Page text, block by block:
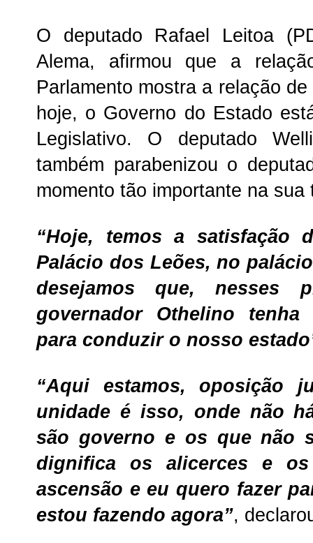
O deputado Rafael Leitoa
Alema, afirmou que a
Parlamento mostra a relação
hoje, o Governo do Estado
Legislativo. O deputado
também parabenizou o
momento tão importante na
“Hoje, temos a satisfação
Palácio dos Leões, no
desejamos que, nesses
governador Othelino tenha
para conduzir o nosso
“Aqui estamos, oposição
unidade é isso, onde não
são governo e os que não
dignifica os alicerces e
ascensão e eu quero fazer
estou fazendo agora”,